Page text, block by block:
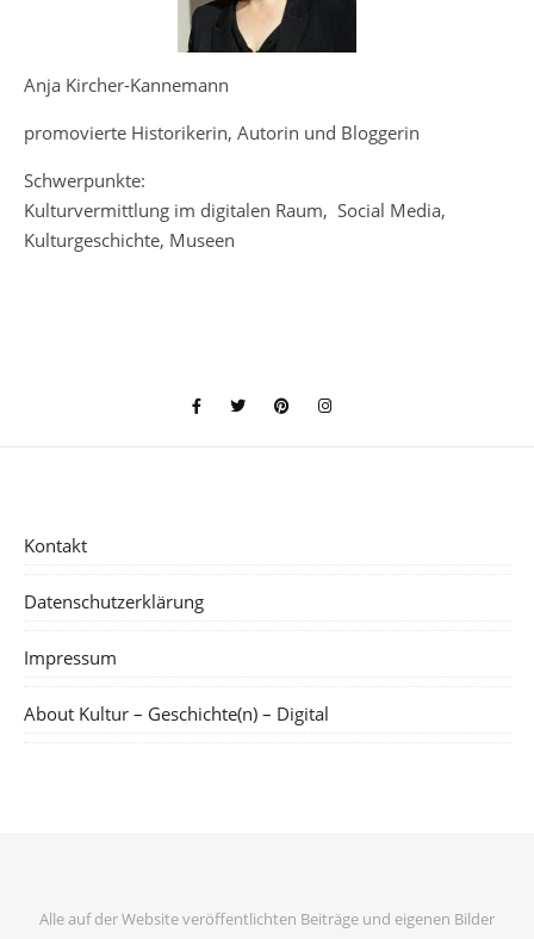
Anja Kircher-Kannemann
promovierte Historikerin, Autorin und Bloggerin
Schwerpunkte:
Kulturvermittlung im digitalen Raum, Social Media,
Kulturgeschichte, Museen
Kontakt
Datenschutzerklärung
Impressum
About Kultur – Geschichte(n) – Digital
Alle auf der Website veröffentlichten Beiträge und eigenen Bilder